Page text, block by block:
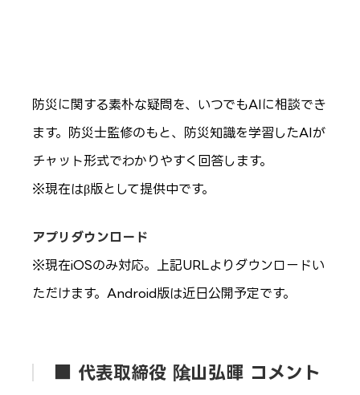
防災に関する素朴な疑問を、いつでもAIに相談でき
ます。防災士監修のもと、防災知識を学習したAIが
チャット形式でわかりやすく回答します。
※現在はβ版として提供中です。
アプリダウンロード
※現在iOSのみ対応。上記URLよりダウンロードい
ただけます。Android版は近日公開予定です。
■ 代表取締役 隂山弘暉 コメント